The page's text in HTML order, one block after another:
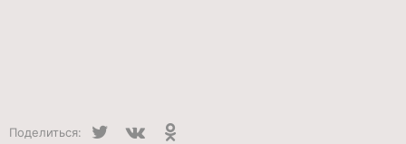
Поделиться: Twitter